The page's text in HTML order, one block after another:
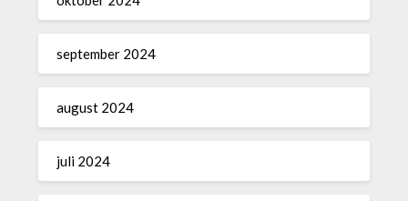
september 2024
august 2024
juli 2024